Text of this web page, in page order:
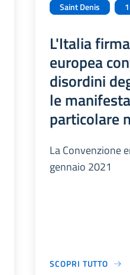
Saint Denis
L'Italia
europea
disordini
le
particolare
La Convenzione
gennaio 2021
SCOPRI TUTTO